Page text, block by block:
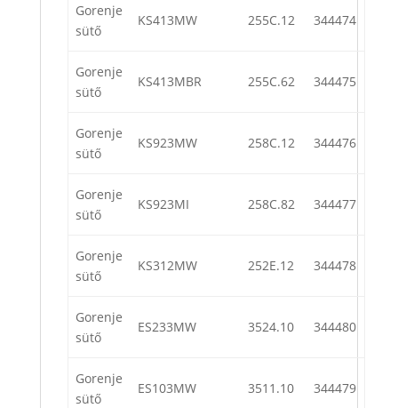
Gorenje
sütő
KS413MW 255C.12 344474
Gorenje
sütő
KS413MBR 255C.62 344475
Gorenje
sütő
KS923MW 258C.12 344476
Gorenje
sütő
KS923MI 258C.82 344477
Gorenje
sütő
KS312MW 252E.12 344478
Gorenje
sütő
ES233MW 3524.10 344480
Gorenje
sütő
ES103MW 3511.10 344479